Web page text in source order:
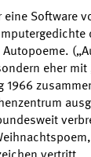
eine Software
eher mit
1966